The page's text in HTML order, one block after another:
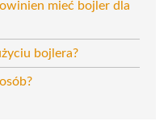
mieć bojler dla
bojlera?